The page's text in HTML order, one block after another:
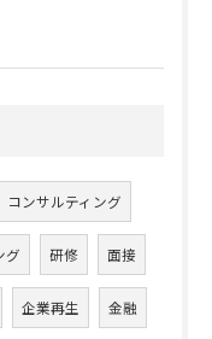
コンサルティング
グ 研修 面接
企業再生 金融